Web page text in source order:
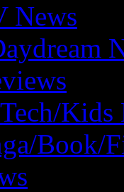
News
Kids
Book/